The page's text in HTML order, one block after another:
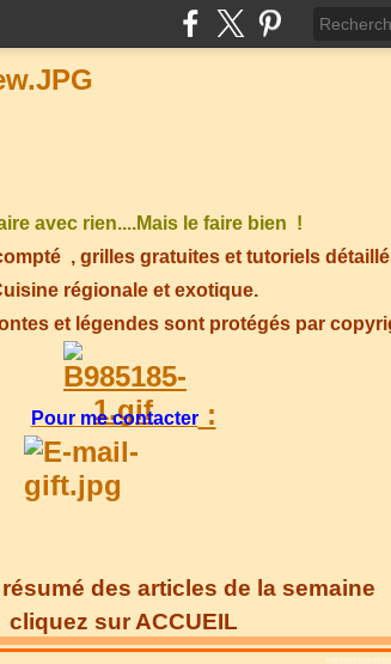
avec rien....Mais le faire bien !
, grilles gratuites et tutoriels
régionale et exotique.
et légendes sont protégés par
Pour me contacter:
des articles de la semaine
cliquez sur ACCUEIL